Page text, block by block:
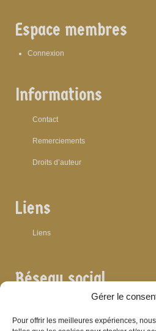
Gérer le
Pour offrir les meilleures expériences,
Espace membres
Connexion
Informations
Contact
Remerciements
Droits d’auteur
Liens
Liens
Réseau social